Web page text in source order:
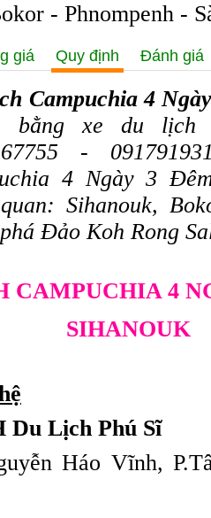
- Phnompenh -
giá Quy định Đánh giá
Campuchia 4
bằng xe du lịch
-
4 Ngày 3
Sihanouk,
Đảo Koh Rong
CAMPUCHIA 4
SIHANOUK
Du Lịch Phú Sĩ
Háo Vĩnh,